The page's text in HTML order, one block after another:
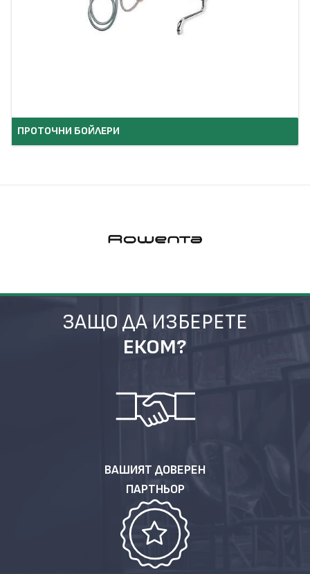
ПРОТОЧНИ БОЙЛЕРИ
ЗАЩО ДА ИЗБЕРЕТЕ
ЕКОМ?
ВАШИЯТ ДОВЕРЕН
ПАРТНЬОР